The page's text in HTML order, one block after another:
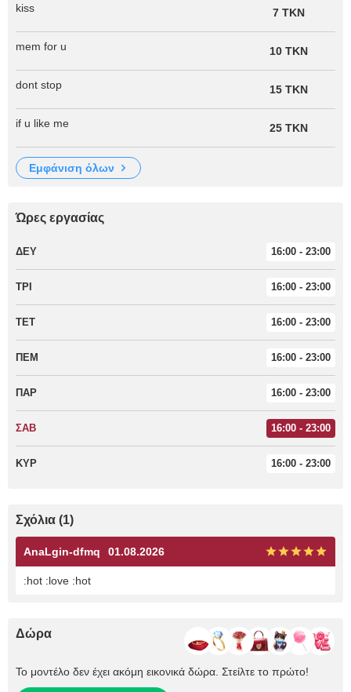
kiss 7 TKN
mem for u 10 TKN
dont stop 15 TKN
if u like me 25 TKN
εμφάνιση όλων
Ώρες εργασίας
ΔΕΥ 16:00 - 23:00
ΤΡΙ 16:00 - 23:00
ΤΕΤ 16:00 - 23:00
ΠΕΜ 16:00 - 23:00
ΠΑΡ 16:00 - 23:00
ΣΑΒ 16:00 - 23:00
ΚΥΡ 16:00 - 23:00
Σχόλια (1)
AnaLgin-dfmq 01.08.2026
:hot :love :hot
Δώρα
Το μοντέλο δεν έχει ακόμη εικονικά δώρα. Στείλτε το πρώτο!